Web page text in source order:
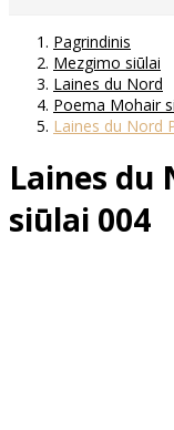
Pagrindinis
Mezgimo siūlai
Laines du Nord
Poema Mohair
Laines du Nord
Laines du
siūlai 004